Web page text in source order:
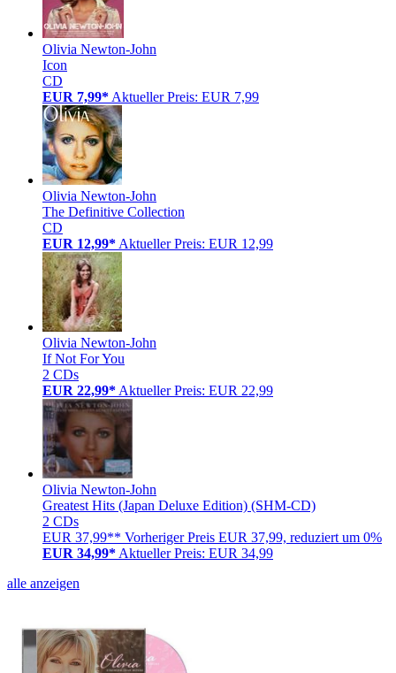
Olivia Newton-John
Icon
CD
EUR 7,99* Aktueller Preis: EUR 7,99
Olivia Newton-John
The Definitive Collection
CD
EUR 12,99* Aktueller Preis: EUR 12,99
Olivia Newton-John
If Not For You
2 CDs
EUR 22,99* Aktueller Preis: EUR 22,99
Olivia Newton-John
Greatest Hits (Japan Deluxe Edition) (SHM-CD)
2 CDs
EUR 37,99** Vorheriger Preis EUR 37,99, reduziert um 0%
EUR 34,99* Aktueller Preis: EUR 34,99
alle anzeigen